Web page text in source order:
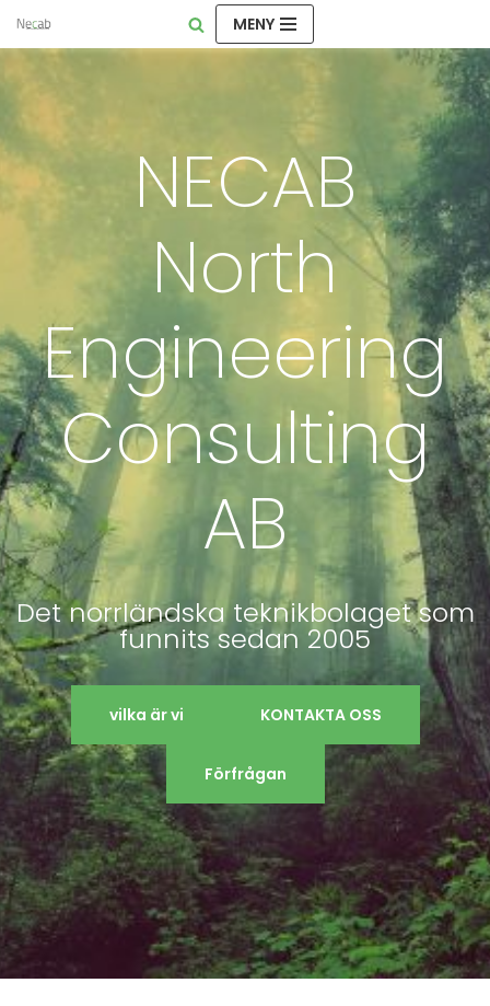
Hoppa
MENY
NECAB
North
Engineering
Consulting
AB
Det norrländska teknikbolaget som
funnits sedan 2005
vilka är vi KONTAKTA OSS
Förfrågan